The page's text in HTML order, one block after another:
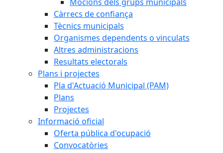
Càrrecs de confiança
Tècnics municipals
Organismes dependents o vinculats
Altres administracions
Resultats electorals
Plans i projectes
Pla d'Actuació Municipal (PAM)
Plans
Projectes
Informació oficial
Oferta pública d'ocupació
Convocatòries